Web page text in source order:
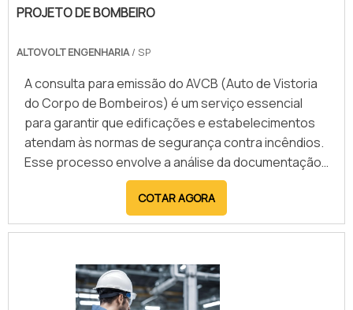
PROJETO DE BOMBEIRO
ALTOVOLT ENGENHARIA/ SP
A consulta para emissão do AVCB (Auto de Vistoria
do Corpo de Bombeiros) é um serviço essencial
para garantir que edificações e estabelecimentos
atendam às normas de segurança contra incêndios.
Esse processo envolve a análise da documentação,
vistoria das instalações e verificação do
cumprimento das exigências legais, assegurando
que o local está apto a operar com segurança. O
comerciais, industriais e residenciais, sendo um
requisito para regularização junto aos órgãos
fiscalizadores. Entre os principais benefícios da
COTAR AGORA